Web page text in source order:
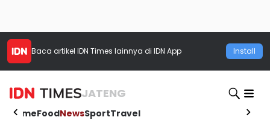
Baca artikel IDN Times lainnya di IDN App Install
JATENG
HomeFoodNewsSportTravel